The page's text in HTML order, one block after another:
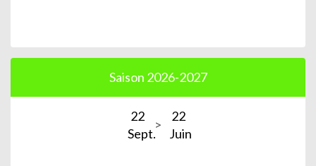
Saison 2026-2027
22
Sept.
22
Juin